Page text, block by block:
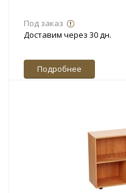
Под заказ
Доставим через 30 дн.
Подробнее